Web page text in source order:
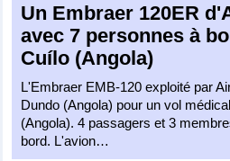
Un Embraer 120ER d'
avec 7 personnes à
Cuílo (Angola)
L'Embraer EMB-120 exploité par
Dundo (Angola) pour un vol
(Angola). 4 passagers et 3
bord. L'avion…